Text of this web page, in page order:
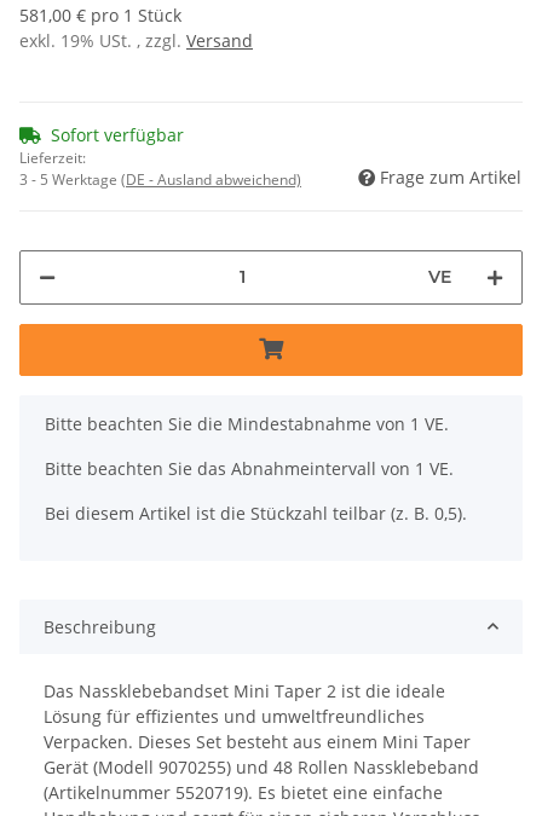
581,00 € pro 1 Stück
exkl. 19% USt. , zzgl. Versand
Sofort verfügbar
Lieferzeit:
3 - 5 Werktage (DE - Ausland abweichend) Frage zum Artikel
VE
x
Bitte beachten Sie die Mindestabnahme von 1 VE.
Bitte beachten Sie das Abnahmeintervall von 1 VE.
Bei diesem Artikel ist die Stückzahl teilbar (z. B. 0,5).
Beschreibung
Das Nassklebebandset Mini Taper 2 ist die ideale
Lösung für effizientes und umweltfreundliches
Verpacken. Dieses Set besteht aus einem Mini Taper
Gerät (Modell 9070255) und 48 Rollen Nassklebeband
(Artikelnummer 5520719). Es bietet eine einfache